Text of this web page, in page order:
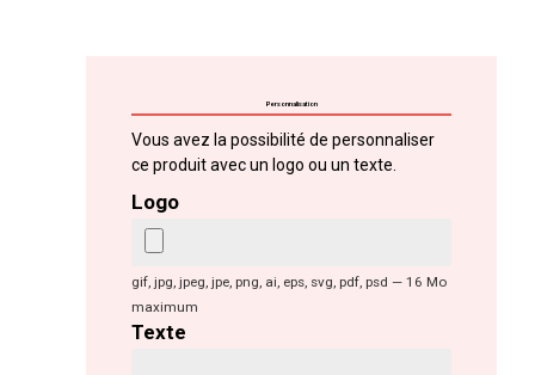
Personnalisation
Vous avez la possibilité de personnaliser
ce produit avec un logo ou un texte.
Logo
gif, jpg, jpeg, jpe, png, ai, eps, svg, pdf, psd — 16 Mo
maximum
Texte